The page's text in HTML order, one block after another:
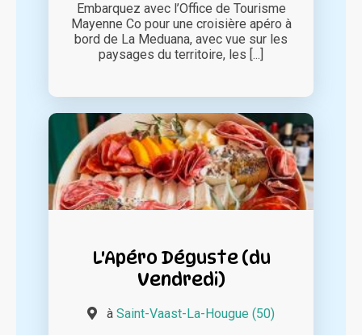
Embarquez avec l’Office de Tourisme
Mayenne Co pour une croisière apéro à
bord de La Meduana, avec vue sur les
paysages du territoire, les [...]
L'Apéro Déguste (du
Vendredi)
à Saint-Vaast-La-Hougue (50)